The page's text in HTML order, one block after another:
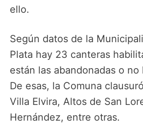
ello.
Según datos de la
Plata hay 23 canteras
están las abandonadas o no
De esas, la Comuna
Villa Elvira, Altos de San
Hernández, entre otras.